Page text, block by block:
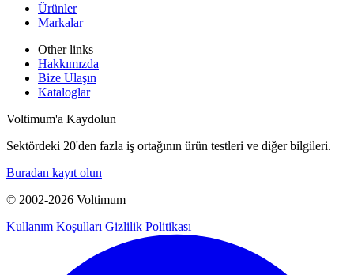
Ürünler
Markalar
Other links
Hakkımızda
Bize Ulaşın
Kataloglar
Voltimum'a Kaydolun
Sektördeki 20'den fazla iş ortağının ürün testleri ve diğer bilgileri.
Buradan kayıt olun
© 2002-2026 Voltimum
Kullanım Koşulları Gizlilik Politikası